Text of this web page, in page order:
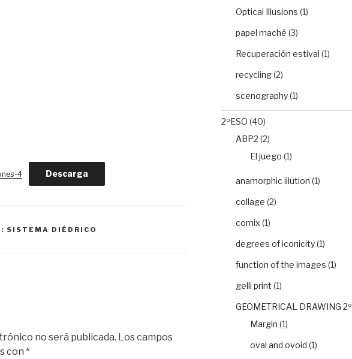
4 Descarga
SISTEMA DIÉDRICO
no será publicada. Los campos
con *
Optical Illusions (1)
papel maché (3)
Recuperación estival (1)
recycling(2)
scenography(1)
2ºESO (40)
ABP2 (2)
El juego (1)
anamorphic illution (1)
collage (2)
comix (1)
degrees of iconicity(1)
function of the images (1)
gelli print (1)
GEOMETRICAL DRAWING 2º
Margin (1)
oval and ovoid (1)